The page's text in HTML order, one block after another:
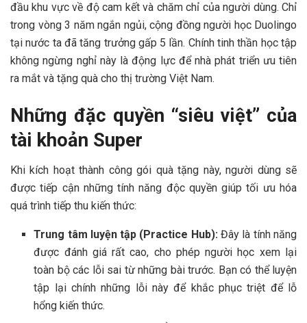
đầu khu vực về độ cam kết và chăm chỉ của người dùng. Chỉ
trong vòng 3 năm ngắn ngủi, cộng đồng người học Duolingo
tại nước ta đã tăng trưởng gấp 5 lần. Chính tinh thần học tập
không ngừng nghỉ này là động lực để nhà phát triển ưu tiên
ra mắt và tặng quà cho thị trường Việt Nam.
Những đặc quyền “siêu việt” của
tài khoản Super
Khi kích hoạt thành công gói quà tặng này, người dùng sẽ
được tiếp cận những tính năng độc quyền giúp tối ưu hóa
quá trình tiếp thu kiến thức:
Trung tâm luyện tập (Practice Hub):Đây là tính năng
được đánh giá rất cao, cho phép người học xem lại
toàn bộ các lỗi sai từ những bài trước. Bạn có thể luyện
tập lại chính những lỗi này để khắc phục triệt để lỗ
hổng kiến thức.